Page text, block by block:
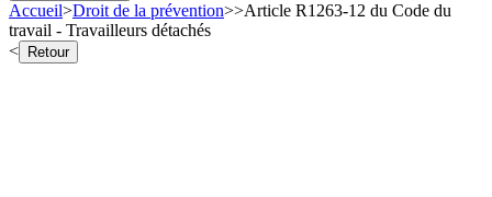
Accueil>Droit de la prévention>>Article R1263-12 du Code du
travail - Travailleurs détachés
<
Retour